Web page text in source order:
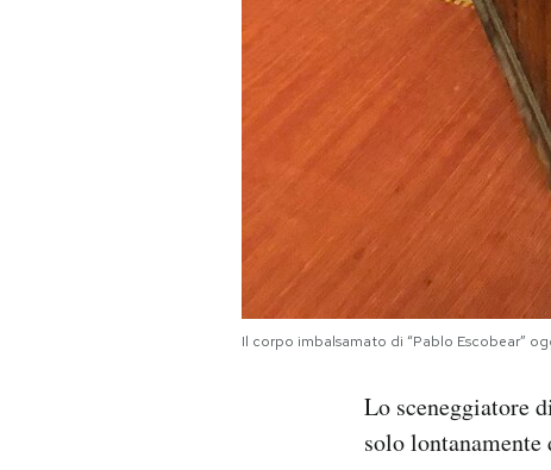
Il corpo imbalsamato di “Pablo Escobear”
Lo sceneggiatore
solo